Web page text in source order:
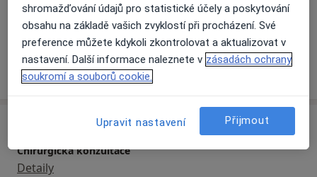
Dospělí
Děti
Více
Služby a ceník služeb
Chirurgická konzultace
Detaily
shromažďování údajů pro statistické účely a poskytování
obsahu na základě vašich zvyklostí při procházení. Své
preference můžete kdykoli zkontrolovat a aktualizovat v
nastavení. Další informace naleznete v zásadách ochrany
soukromí a souborů cookie.
Upravit nastavení Přijmout